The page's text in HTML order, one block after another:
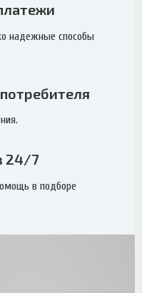
надежные способы
24/7
в подборе